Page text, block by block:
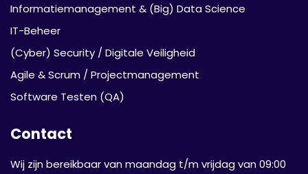
Informatie­management & (Big) Data Science
IT-Beheer
(Cyber) Security / Digitale Veiligheid
Agile & Scrum / Projectmanagement
Software Testen (QA)
Contact
Wij zijn bereikbaar van maandag t/m vrijdag van 09:00